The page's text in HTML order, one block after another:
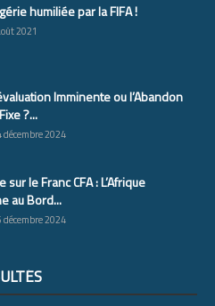
humiliée par la FIFA !
2021
Imminente ou l’Abandon
?...
décembre 2024
sur le Franc CFA : L’Afrique
au Bord...
décembre 2024